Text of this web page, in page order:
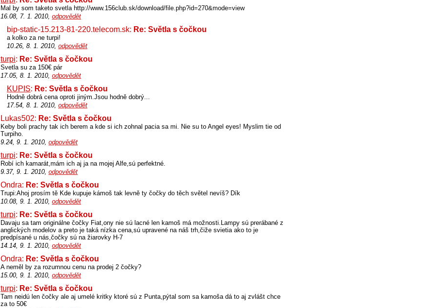
Mal by som taketo svetla http://www.156club.sk/download/file.php?id=270&mode=view
16.08, 7. 1. 2010, odpovědět
bip-static-15.213-81-220.telecom.sk: Re: Světla s čočkou
a kolko za ne turpi!
10.26, 8. 1. 2010, odpovědět
turpi: Re: Světla s čočkou
Svetla su za 150€ pár
17.05, 8. 1. 2010, odpovědět
KUPIS: Re: Světla s čočkou
Hodně dobrá cena oproti jiným.Jsou hodně dobrý...
17.54, 8. 1. 2010, odpovědět
Lukas502: Re: Světla s čočkou
Keby boli prachy tak ich berem a kde si ich zohnal pacia sa mi. Nie su to Angel eyes! Myslim tie od
Turpiho.
9.24, 9. 1. 2010, odpovědět
turpi: Re: Světla s čočkou
Robí ich kamarát,mám ich aj ja na mojej Alfe,sú perfektné.
9.37, 9. 1. 2010, odpovědět
Ondra: Re: Světla s čočkou
Trupi:Ahoj prosím tě Kde kupuje kámoš tak levně ty čočky do těch světel nevíš? Dík
10.08, 9. 1. 2010, odpovědět
turpi: Re: Světla s čočkou
Davaju sa tam originálne čočky Fiat,ony nie sú lacné len kamoš má možnosti.Lampy sú prerábané z
anglických modelov a preto je taká nízka cena,sú upravené na náš trh,čiže svietia ako to je
predpísané u nás,čočky sú na žiarovky H-7
14.14, 9. 1. 2010, odpovědět
Ondra: Re: Světla s čočkou
A neměl by za rozumnou cenu na prodej 2 čočky?
15.00, 9. 1. 2010, odpovědět
turpi: Re: Světla s čočkou
Tam neidú len čočky ale aj umelé kritky ktoré sú z Punta,pýtal som sa kamoša dá to aj zvlášt chce
za to 50€